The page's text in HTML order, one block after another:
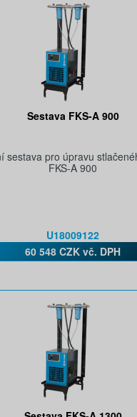
Sestava FKS-A 900
sestava pro úpravu
FKS-A 900
U18009122
60 548 CZK vč. DPH